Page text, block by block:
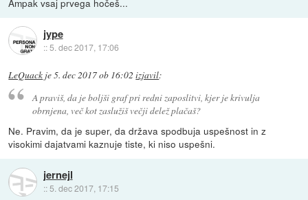
jype
::5. dec 2017, 17:06
LeQuack je5. dec 2017 ob 16:02 izjavil:
A praviš, da je boljši graf pri redni zaposlitvi, kjer je krivulja
obrnjena, več kot zaslužiš večji delež plačaš?
Ne. Pravim, da je super, da država spodbuja uspešnost in z
visokimi dajatvami kaznuje tiste, ki niso uspešni.
jernejl
:: 5. dec 2017, 17:15